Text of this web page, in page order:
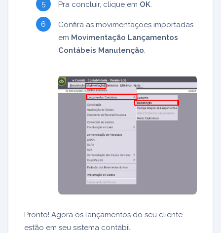
Pra concluir, clique em OK.
Confira as movimentações importadas
em Movimentação Lançamentos
Contábeis Manutenção.
Pronto! Agora os lançamentos do seu cliente
estão em seu sistema contábil.